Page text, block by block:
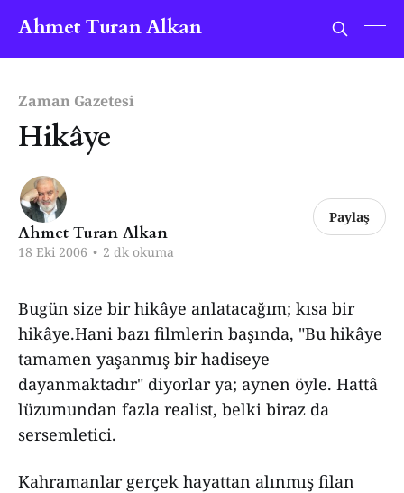
Ahmet Turan Alkan
Zaman Gazetesi
Hikâye
Ahmet Turan Alkan
18 Eki 2006 • 2 dk okuma
Paylaş
Bugün size bir hikâye anlatacağım; kısa bir
hikâye.Hani bazı filmlerin başında, "Bu hikâye
tamamen yaşanmış bir hadiseye
dayanmaktadır" diyorlar ya; aynen öyle. Hattâ
lüzumundan fazla realist, belki biraz da
sersemletici.
Kahramanlar gerçek hayattan alınmış filan